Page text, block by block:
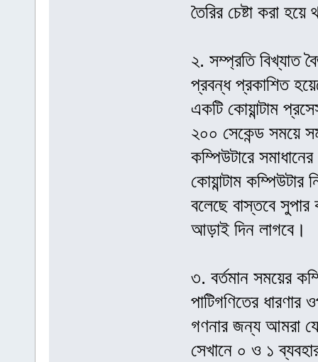
তৈরির চেষ্টা করা হয়ে
২. সম্প্রতি বিখ্যাত
প্রবন্ধ প্রকাশিত
একটি কোয়ান্টাম
২০০ সেকেন্ড সময়ে
কম্পিউটারে
কোয়ান্টাম
বলেছে বাস্তবে
আড়াই দিন লাগবে।
৩. বর্তমান সময়ের
পাটিগণিতের
গণনার জন্য আমরা
সেখানে ০ ও ১